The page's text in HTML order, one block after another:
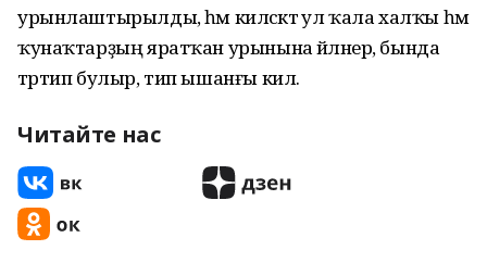
урынлаштырылды, һәм киләсәктә ул ҡала халҡы һәм
ҡунаҡтарҙың яратҡан урынына әйләнер, бында
тәртип булыр, тип ышанғы килә.
Читайте нас